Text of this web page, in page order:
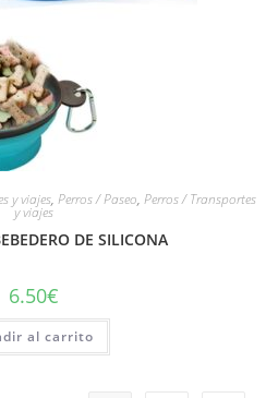
y viajes, Perros / Paseo, Perros / Transportes
y viajes
DE SILICONA
6.50€
al carrito